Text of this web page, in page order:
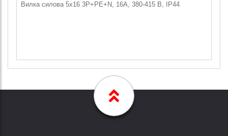
Вилка силова 5x16 3P+PE+N, 16А, 380-415 В, IP44